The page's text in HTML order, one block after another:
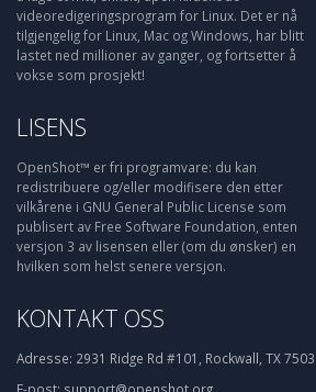
videoredigeringsprogram for Linux. Det er nå
tilgjengelig for Linux, Mac og Windows, har blitt
lastet ned millioner av ganger, og fortsetter å
vokse som prosjekt!
LISENS
OpenShot™ er fri programvare: du kan
redistribuere og/eller modifisere den etter
vilkårene i GNU General Public License som
publisert av Free Software Foundation, enten
versjon 3 av lisensen eller (om du ønsker) en
hvilken som helst senere versjon.
KONTAKT OSS
Adresse: 2931 Ridge Rd #101, Rockwall, TX